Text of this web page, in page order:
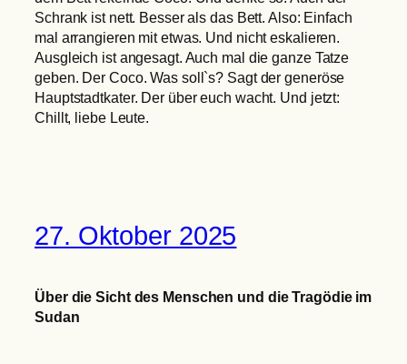
Schrank ist nett. Besser als das Bett. Also: Einfach
mal arrangieren mit etwas. Und nicht eskalieren.
Ausgleich ist angesagt. Auch mal die ganze Tatze
geben. Der Coco. Was soll`s? Sagt der generöse
Hauptstadtkater. Der über euch wacht. Und jetzt:
Chillt, liebe Leute.
27. Oktober 2025
Über die Sicht des Menschen und die Tragödie im
Sudan